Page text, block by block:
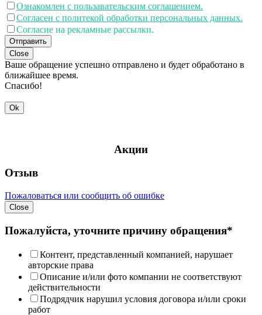
Ознакомлен с пользавательским соглашением.
Согласен с политекой обработки персональных данных.
Согласие на рекламные рассылки.
Отправить
Close
Ваше обращение успешно отправлено и будет обработано в
ближайшее время.
Спасибо!
Ok
Акции
Отзыв
Пожаловаться или сообщить об ошибке
Close
Пожалуйста, уточните причину обращения*
Контент, представленный компанией, нарушает
авторские права
Описание и/или фото компании не соответствуют
действительности
Подрядчик нарушил условия договора и/или сроки
работ